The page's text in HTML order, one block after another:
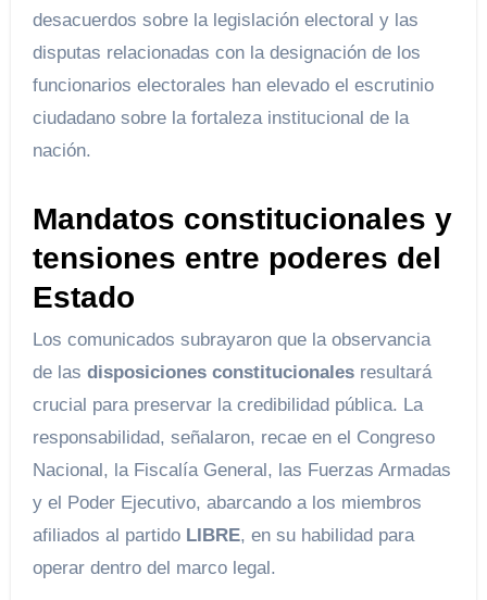
desacuerdos sobre la legislación electoral y las
disputas relacionadas con la designación de los
funcionarios electorales han elevado el escrutinio
ciudadano sobre la fortaleza institucional de la
nación.
Mandatos constitucionales y
tensiones entre poderes del
Estado
Los comunicados subrayaron que la observancia
de las disposiciones constitucionalesresultará
crucial para preservar la credibilidad pública. La
responsabilidad, señalaron, recae en el Congreso
Nacional, la Fiscalía General, las Fuerzas Armadas
y el Poder Ejecutivo, abarcando a los miembros
afiliados al partido LIBRE, en su habilidad para
operar dentro del marco legal.